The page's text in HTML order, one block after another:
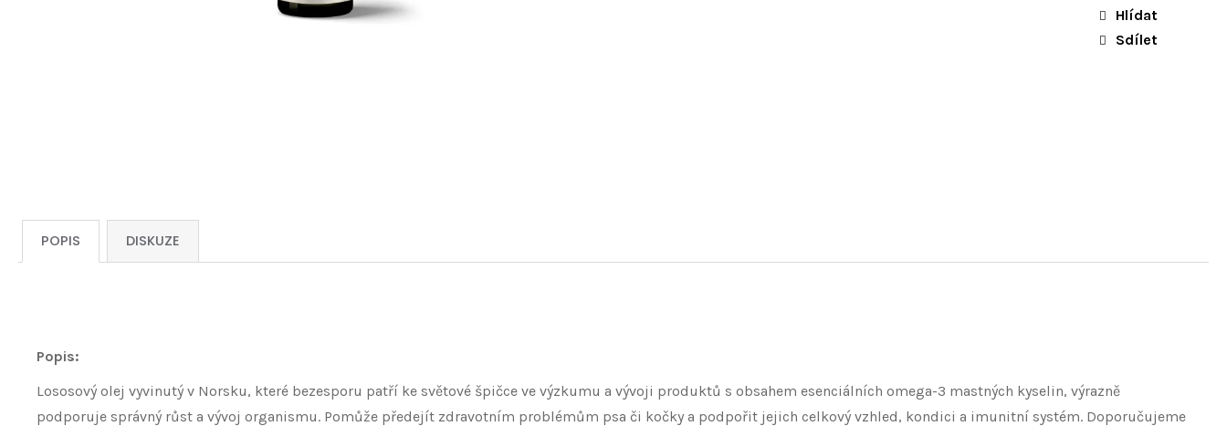
Hlídat
Sdílet
POPIS DISKUZE
Popis:
Lososový olej vyvinutý v Norsku, které bezesporu patří ke světové špičce ve výzkumu a vývoji produktů s obsahem esenciálních omega-3 mastných kyselin, výrazně
podporuje správný růst a vývoj organismu. Pomůže předejít zdravotním problémům psa či kočky a podpořit jejich celkový vzhled, kondici a imunitní systém. Doporučujeme